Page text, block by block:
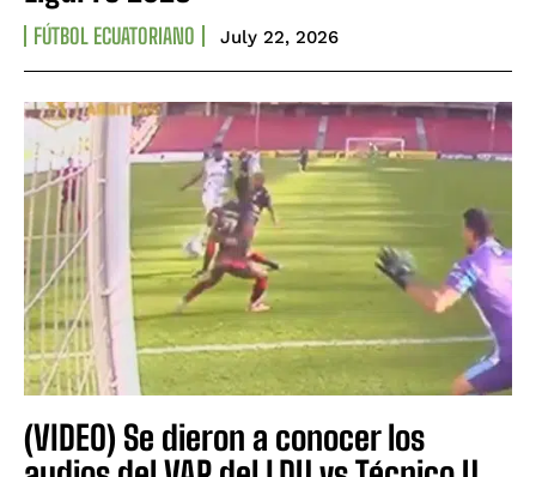
FÚTBOL ECUATORIANO July 22, 2026
(VIDEO) Se dieron a conocer los